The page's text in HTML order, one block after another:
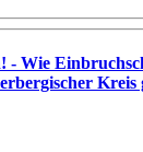
- Wie